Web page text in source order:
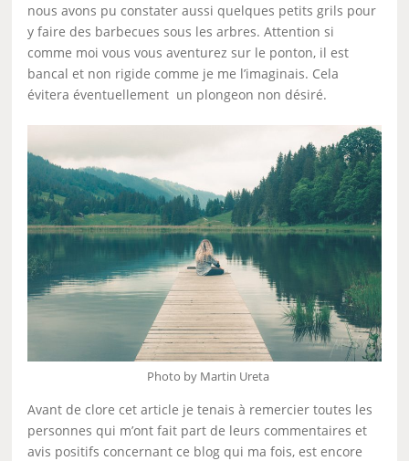
nous avons pu constater aussi quelques petits grils pour
y faire des barbecues sous les arbres. Attention si
comme moi vous vous aventurez sur le ponton, il est
bancal et non rigide comme je me l’imaginais. Cela
évitera éventuellement un plongeon non désiré.
Photo by Martin Ureta
Avant de clore cet article je tenais à remercier toutes les
personnes qui m’ont fait part de leurs commentaires et
avis positifs concernant ce blog qui ma fois, est encore